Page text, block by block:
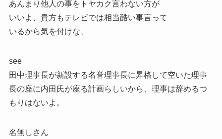
あんまり他人の事をトヤカク言わない方が
いいよ、貴方もテレビでは相当酷い事言って
いるから気を付けな、
see
田中理事長が新設する名誉理事長に昇格して空いた理事
長の座に内田氏が座る計画らしいから、理事は辞めるつ
もりはないよ。
名無しさん